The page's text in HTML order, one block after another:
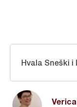
Hvala Sneški i